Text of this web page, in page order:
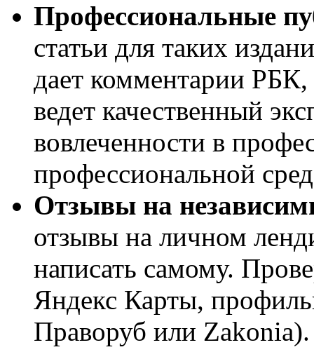
Профессиональные
статьи для таких
дает комментарии
ведет качественный
вовлеченности в
профессиональной
Отзывы на
отзывы на личном
написать самому.
Яндекс Карты,
Праворуб или